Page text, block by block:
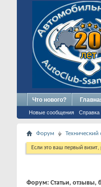
Что нового?
Новые сообщения Справка
Форум Технический
Если это ваш первый
Форум: Статьи, отзывы,